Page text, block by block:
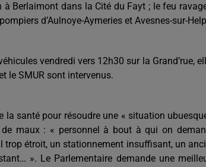
à Berlaimont dans la Cité du Fayt ; le feu
d’Aulnoye-Aymeries et Avesnes-sur-
vendredi vers 12h30 sur la Grand’rue,
le SMUR sont intervenus.
la santé pour résoudre une « situation
maux : « personnel à bout à qui on
étroit, un stationnement insuffisant, un
». Le Parlementaire demande une